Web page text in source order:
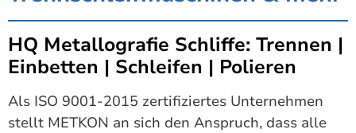
HQ Metallografie Schliffe: Trennen |
Einbetten | Schleifen | Polieren
Als ISO 9001-2015 zertifiziertes Unternehmen
stellt METKON an sich den Anspruch, dass alle